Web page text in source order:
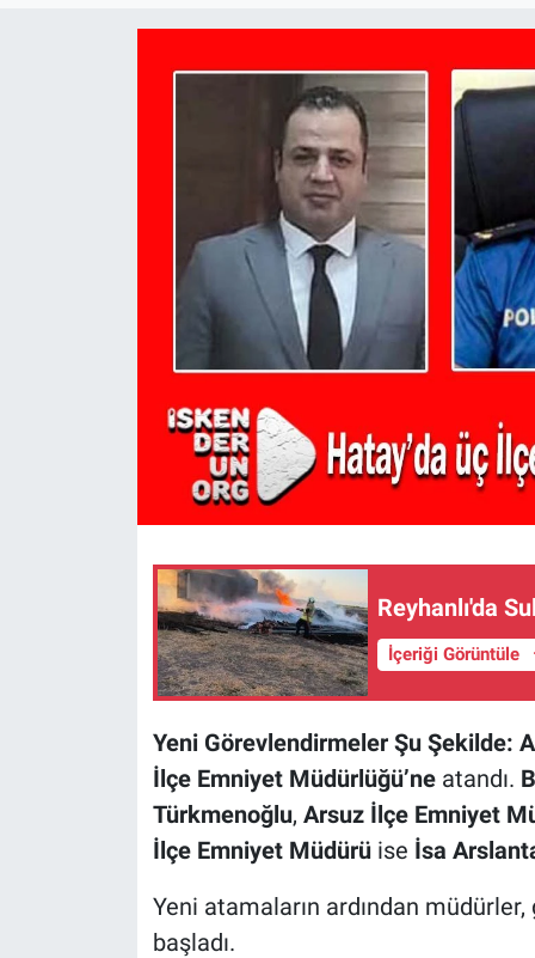
Reyhanlı'da
İçeriği Görüntüle
Yeni Görevlendirmeler Şu Şekilde:
İlçe Emniyet Müdürlüğü’neatandı.
Türkmenoğlu, Arsuz İlçe Emniyet
İlçe Emniyet Müdürüise İsa
Yeni atamaların ardından
başladı.